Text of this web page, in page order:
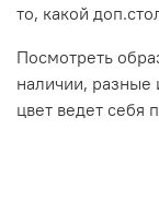
то, какой
Посмотреть
наличии, разные
цвет ведет